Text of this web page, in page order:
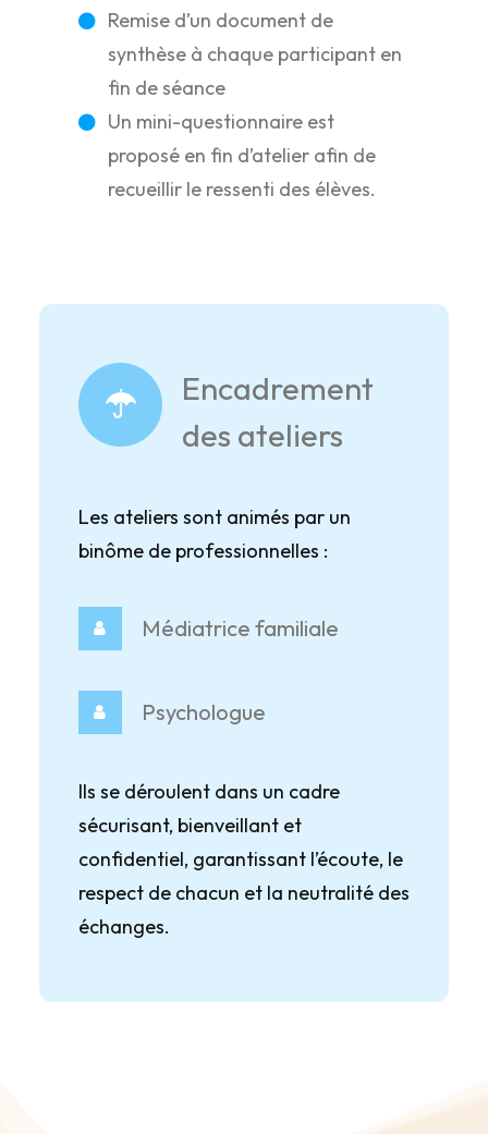
Remise d’un document de
synthèse à chaque participant en
fin de séance
Un mini-questionnaire est
proposé en fin d’atelier afin de
recueillir le ressenti des élèves.
Encadrement
des ateliers
Les ateliers sont animés par un
binôme de professionnelles :
Médiatrice familiale
Psychologue
Ils se déroulent dans un cadre
sécurisant, bienveillant et
confidentiel, garantissant l’écoute, le
respect de chacun et la neutralité des
échanges.